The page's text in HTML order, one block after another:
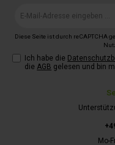
Mo-
Diese Seite ist durch reCAPTCHA
Ich habe die
die AGB gelesen und bin